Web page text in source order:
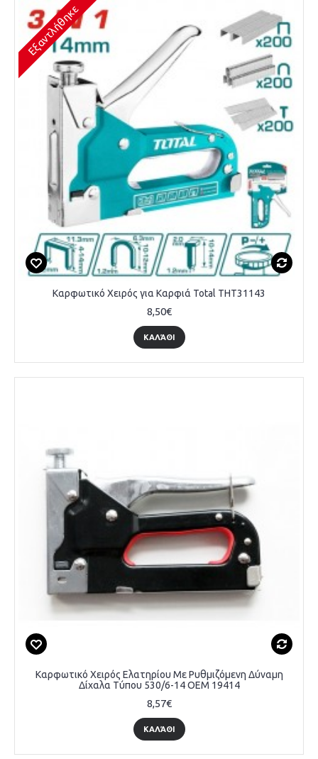
Εξαντλήθηκε
Καρφωτικό Χειρός για Καρφιά Total THT31143
8,50€
ΚΑΛΆΘΙ
Καρφωτικό Χειρός Ελατηρίου Με Ρυθμιζόμενη Δύναμη
Δίχαλα Τύπου 530/6-14 OEM 19414
8,57€
ΚΑΛΆΘΙ